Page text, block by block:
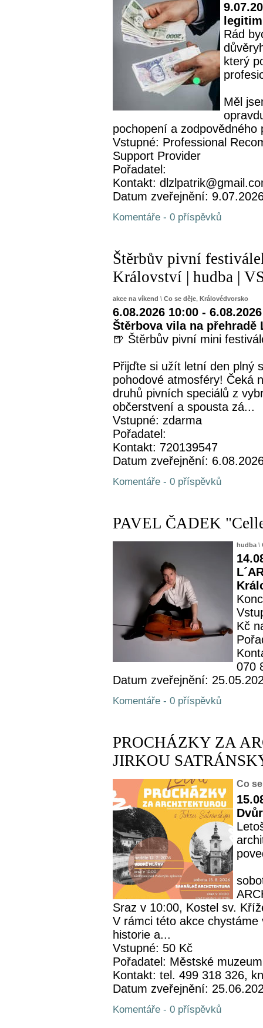
Rád
který
Měl
pochopení a zodpovědného
Vstupné: Professional
Support Provider
Pořadatel:
Kontakt:
Datum zveřejnění:
Komentáře - 0 příspěvků
Štěrbův pivní
Království | hudba |
akce na víkend \ Co se děje, Královédvorsko
6.08.2026 10:00 - 6.08.2026
Štěrbova vila na přehradě
🍺 Štěrbův pivní mini
Přijďte si užít letní den plný
pohodové atmosféry! Čeká
druhů pivních speciálů z
občerstvení a spousta zá...
Vstupné: zdarma
Pořadatel:
Kontakt: 720139547
Datum zveřejnění:
Komentáře - 0 příspěvků
PAVEL ČADEK
hudba \
Kč
070
Datum zveřejnění:
Komentáře - 0 příspěvků
PROCHÁZKY ZA
JIRKOU
Co
Sraz v 10:00, Kostel sv.
V rámci této akce
historie a...
Vstupné: 50 Kč
Pořadatel: Městské
Kontakt: tel. 499 318 326,
Datum zveřejnění:
Komentáře - 0 příspěvků